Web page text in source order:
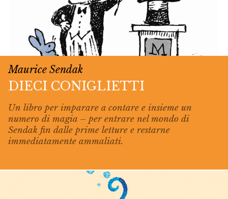
Maurice Sendak
DIECI CONIGLIETTI
Un libro per imparare a contare e insieme un
numero di magia – per entrare nel mondo di
Sendak fin dalle prime letture e restarne
immediatamente ammaliati.